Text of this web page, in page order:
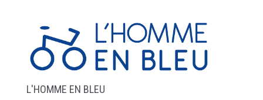
L'HOMME EN BLEU